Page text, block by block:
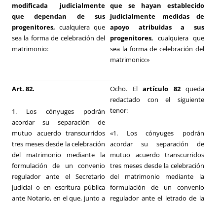
modificada judicialmente
que dependan de sus
progenitores, cualquiera que
sea la forma de celebración del
matrimonio:
que se hayan establecido
judicialmente medidas de
apoyo atribuidas a sus
progenitores, cualquiera que
sea la forma de celebración del
matrimonio:»
Art. 82.
1. Los cónyuges podrán
acordar su separación de
mutuo acuerdo transcurridos
tres meses desde la celebración
del matrimonio mediante la
formulación de un convenio
regulador ante el Secretario
judicial o en escritura pública
ante Notario, en el que, junto a
Ocho. El artículo 82queda
redactado con el siguiente
tenor:
«1. Los cónyuges podrán
acordar su separación de
mutuo acuerdo transcurridos
tres meses desde la celebración
del matrimonio mediante la
formulación de un convenio
regulador ante el letrado de la